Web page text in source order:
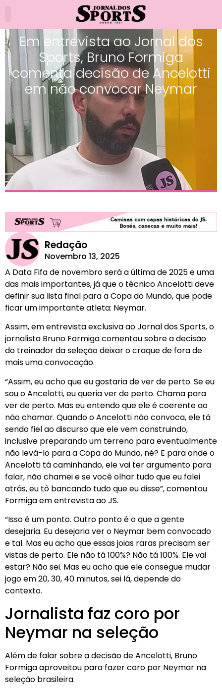
Em entrevista ao Jornal dos
Sports, Bruno Formiga
comenta decisão de Ancelotti
em não convocar Neymar
Redação
Novembro 13, 2025
A Data Fifa de novembro será a última de 2025 e uma
das mais importantes, já que o técnico Ancelotti deve
definir sua lista final para a Copa do Mundo, que pode
ficar um importante atleta: Neymar.
Assim, em entrevista exclusiva ao Jornal dos Sports, o
jornalista Bruno Formiga comentou sobre a decisão
do treinador da seleção deixar o craque de fora de
mais uma convocação.
“Assim, eu acho que eu gostaria de ver de perto. Se eu
sou o Ancelotti, eu queria ver de perto. Chama para
ver de perto. Mas eu entendo que ele é coerente ao
não chamar. Quando o Ancelotti não convoca, ele tá
sendo fiel ao discurso que ele vem construindo,
inclusive preparando um terreno para eventualmente
não levá-lo para a Copa do Mundo, né? E para onde o
Ancelotti tá caminhando, ele vai ter argumento para
falar, não chamei e se você olhar tudo que eu falei
atrás, eu tô bancando tudo que eu disse”, comentou
Formiga em entrevista ao JS.
“Isso é um ponto. Outro ponto é o que a gente
desejaria. Eu desejaria ver o Neymar bem convocado
e tal. Mas eu acho que essas joias raras precisam ser
vistas de perto. Ele não tá 100%? Não tá 100%. Ele vai
estar? Não sei. Mas eu acho que ele consegue mudar
jogo em 20, 30, 40 minutos, sei lá, depende do
contexto.
Jornalista faz coro por
Neymar na seleção
Além de falar sobre a decisão de Ancelotti, Bruno
Formiga aproveitou para fazer coro por Neymar na
seleção brasileira.